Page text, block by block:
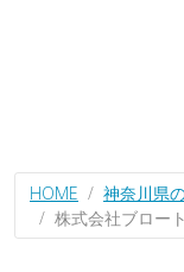
HOME 神奈川県
株式会社ブロー